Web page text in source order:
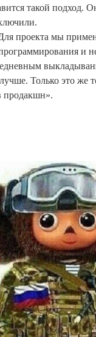
такой подход.
проекта мы
и
Только это же
продакшн».